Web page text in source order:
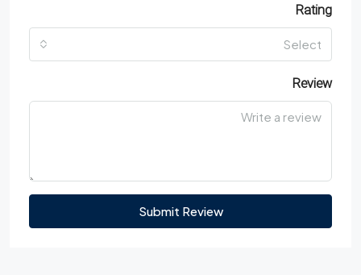
Rating
Select
Review
Submit Review